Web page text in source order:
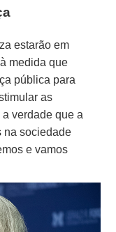
estarão em
medida que
pública para
as
a verdade que a
na sociedade
e vamos